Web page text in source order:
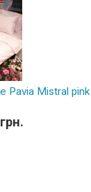
Pavia Mistral